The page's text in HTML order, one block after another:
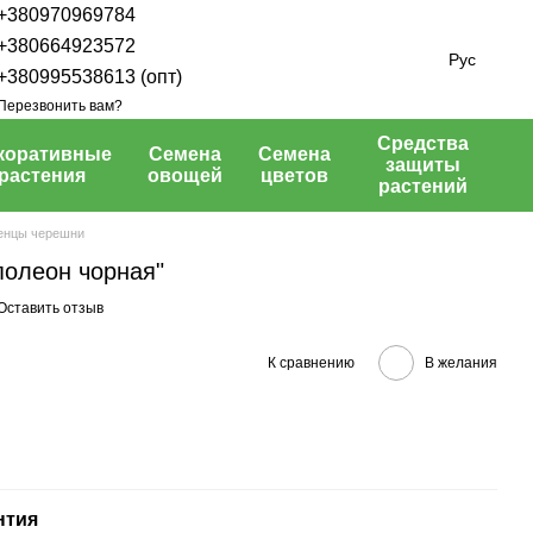
(опт)
вам?
Рус
растения
Семена
овощей
Семена
цветов
Средства
защиты
растений
черешни
чорная"
отзыв
К сравнению В желания